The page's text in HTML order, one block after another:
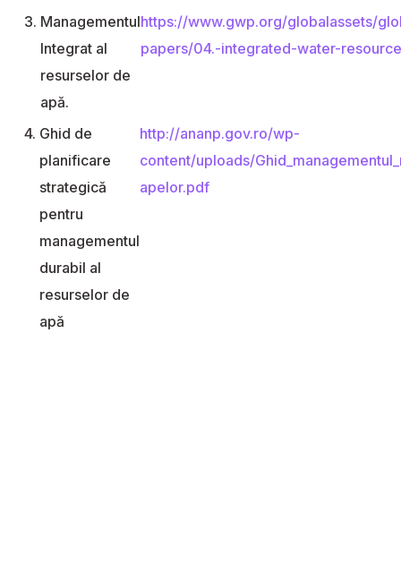
Managementul
Integrat al
resurselor de
apă.
https://www.gwp.org/globalassets/
papers/04.-integrated-water-
Ghid de
planificare
strategică
pentru
managementul
durabil al
resurselor de
apă
http://ananp.gov.ro/wp-
content/uploads/
apelor.pdf